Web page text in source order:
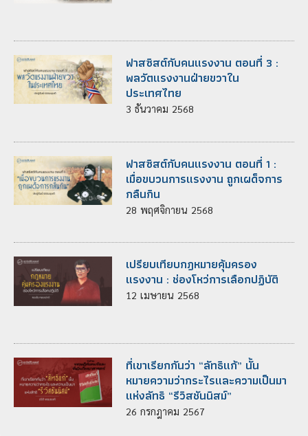
ฟาสซิสต์กับคนแรงงาน ตอนที่ 3 :
พลวัตแรงงานฝ่ายขวาใน
ประเทศไทย
3 ธันวาคม 2568
ฟาสซิสต์กับคนแรงงาน ตอนที่ 1 :
เมื่อขบวนการแรงงาน ถูกเผด็จการ
กลืนกิน
28 พฤศจิกายน 2568
เปรียบเทียบกฎหมายคุ้มครอง
แรงงาน : ช่องโหว่การเลือกปฏิบัติ
12 เมษายน 2568
ที่เขาเรียกกันว่า “ลัทธิแก้” นั้น
หมายความว่ากระไรและความเป็นมา
แห่งลัทธิ “รีวิสชันนิสม์”
26 กรกฎาคม 2567